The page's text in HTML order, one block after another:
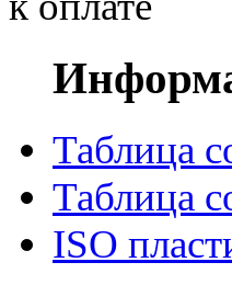
Таблица
Таблица
ISO